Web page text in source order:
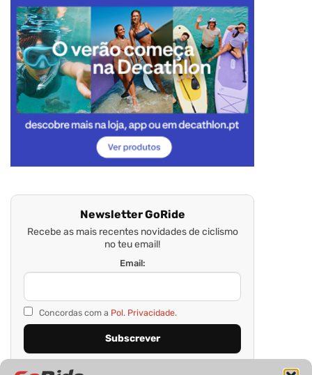
Newsletter GoRide
Recebe as mais recentes novidades de ciclismo
no teu email!
Email:
Concordas com a Pol. Privacidade.